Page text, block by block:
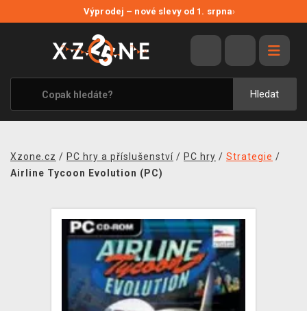
Výprodej – nové slevy od 1. srpna›
Hledat
VÝPRODEJ
VIDEOHRY
XZONE ORIGINALS
TÉMATIKY
MERCHANDISE
PRODEJNY
Xzone.cz / PC hry a příslušenství / PC hry / Strategie /
Airline Tycoon Evolution (PC)